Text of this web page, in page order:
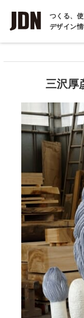
つくる、
デザイン
インタビュー
コラム
三沢厚